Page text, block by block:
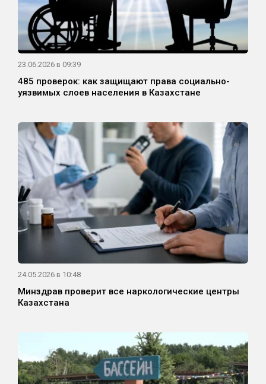
23.06.2026 в 09:39
485 проверок: как защищают права социально-
уязвимых слоев населения в Казахстане
24.05.2026 в 10:48
Минздрав проверит все наркологические центры
Казахстана